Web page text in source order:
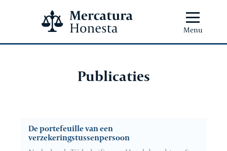
Menu
Publicaties
De portefeuille van een
verzekeringstussenpersoon